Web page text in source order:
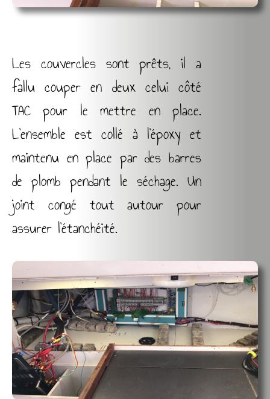
Les couvercles sont prêts, il a
fallu couper en deux celui côté
TAC pour le mettre en place.
L’ensemble est collé à l’époxy et
maintenu en place par des barres
de plomb pendant le séchage. Un
joint congé tout autour pour
assurer l’étanchéité.